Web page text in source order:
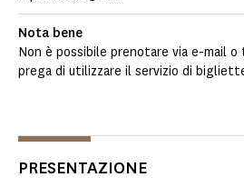
Nota bene
Non è possibile prenotare via e-mail
prega di utilizzare il servizio di
PRESENTAZIONE